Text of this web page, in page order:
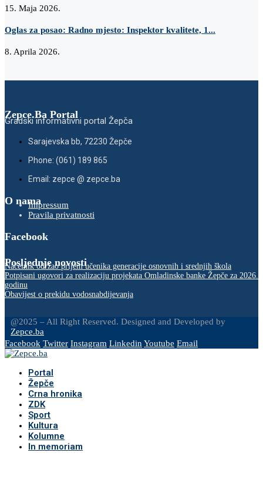
15. Maja 2026.
Oglas za posao: Radno mjesto: Inspektor kvalitete, 1...
8. Aprila 2026.
Zepce.Ba Portal
Gradski informativni portal Žepča
Sarajevska bb, 72230 Žepče
Phone: (061) 189 865
Email: zepce @ zepce.ba
O namaImpressum
Pravila privatnosti
Facebook
Posljednje novosti
Načelnik održao prijem učenika generacije osnovnih i srednjih škola
Potpisani ugovori za realizaciju projekata Omladinske banke Žepče za 2026.
godinu
Obavijest o prekidu vodosnabdijevanja
@2025 – All Right Reserved. Designed and Developed by
Zepce.ba
Facebook Twitter Instagram LinkedinYoutube Email
Portal
Žepče
Crna hronika
ZDK
Sport
Kultura
Kolumne
In memoriam